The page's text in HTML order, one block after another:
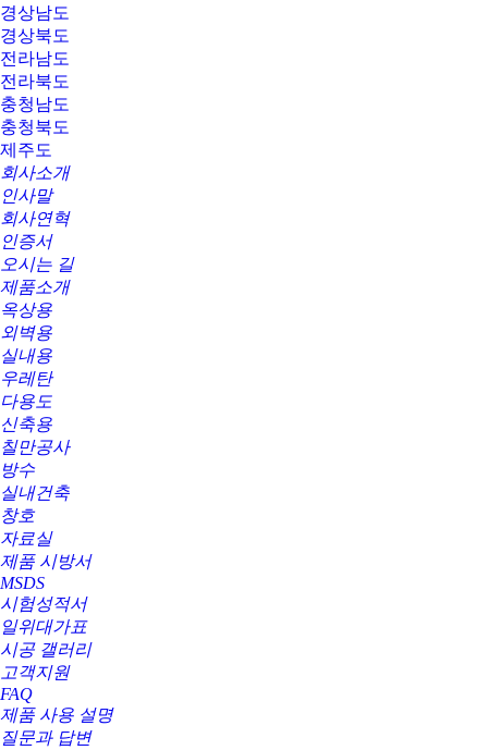
경상남도
경상북도
전라남도
전라북도
충청남도
충청북도
제주도
회사소개
인사말
회사연혁
인증서
오시는 길
제품소개
옥상용
외벽용
실내용
우레탄
다용도
신축용
칠만공사
방수
실내건축
창호
자료실
제품 시방서
MSDS
시험성적서
일위대가표
시공 갤러리
고객지원
FAQ
제품 사용 설명
질문과 답변